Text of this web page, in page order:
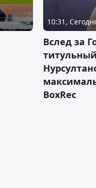
10:31,
Вслед за
BoxRec